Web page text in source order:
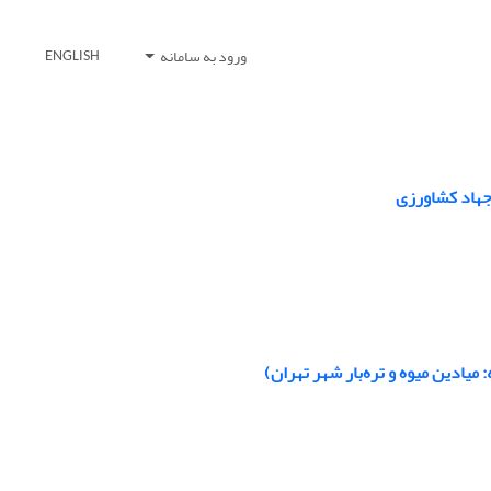
ورود به سامانه ENGLISH
کشاورزی
میوه و تره‌بار شهر تهران)